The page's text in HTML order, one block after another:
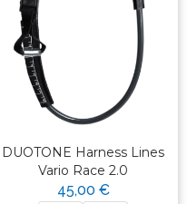
DUOTONE Harness Lines
Vario Race 2.0
45,00 €